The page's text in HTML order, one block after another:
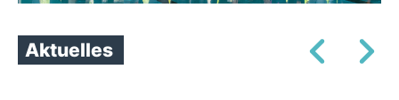
Aktuelles